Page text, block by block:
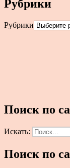
Рубрики
Рубрики
Поиск по
Искать:
Поиск по